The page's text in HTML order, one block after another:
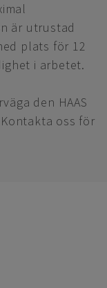
är utrustad
plats för 12
i arbetet.
den HAAS
oss för